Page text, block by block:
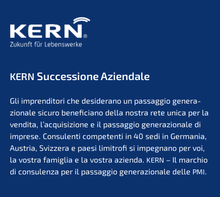
KERN Succes­sio­ne Aziendale
Gli impren­di­to­ri che deside­r­ano un passag­gio genera­
zio­na­le sicuro benefi­ci­a­no della nostra rete unica per la
vendita, l’acqui­si­zio­ne e il passag­gio genera­zio­na­le di
impre­se. Consu­len­ti compe­ten­ti in 40 sedi in Germa­nia,
Austria, Svizzera e paesi limit­ro­fi si impegna­no per voi,
la vostra famiglia e la vostra azien­da. KERN – Il marchio
di consu­len­za per il passag­gio genera­zio­na­le delle PMI